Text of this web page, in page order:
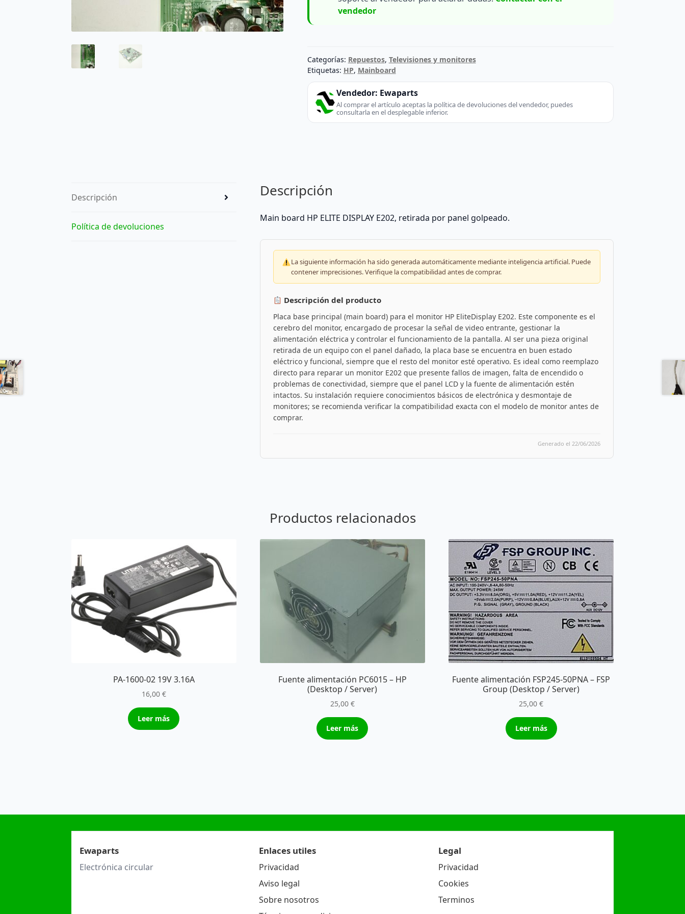
vendedor
Categorías: Repuestos, Televisiones y monitores
Etiquetas: HP, Mainboard
Vendedor: Ewaparts
Al comprar el artículo aceptas la política de devoluciones del vendedor, puedes
consultarla en el desplegable inferior.
Descripción
Política de devoluciones
Descripción
Main board HP ELITE DISPLAY E202, retirada por panel golpeado.
La siguiente información ha sido generada automáticamente mediante inteligencia artificial. Puede
contener imprecisiones. Verifique la compatibilidad antes de comprar.
Descripción del producto
Placa base principal (main board) para el monitor HP EliteDisplay E202. Este componente es el
cerebro del monitor, encargado de procesar la señal de video entrante, gestionar la
alimentación eléctrica y controlar el funcionamiento de la pantalla. Al ser una pieza original
retirada de un equipo con el panel dañado, la placa base se encuentra en buen estado
eléctrico y funcional, siempre que el resto del monitor esté operativo. Es ideal como reemplazo
directo para reparar un monitor E202 que presente fallos de imagen, falta de encendido o
problemas de conectividad, siempre que el panel LCD y la fuente de alimentación estén
intactos. Su instalación requiere conocimientos básicos de electrónica y desmontaje de
monitores; se recomienda verificar la compatibilidad exacta con el modelo de monitor antes de
comprar.
Generado el 22/06/2026
Productos relacionados
PA-1600-02 19V 3.16A
16,00 €
Leer más
Fuente alimentación PC6015 – HP
(Desktop / Server)
25,00 €
Leer más
Fuente alimentación FSP245-50PNA – FSP
Group (Desktop / Server)
25,00€
Leer más
Ewaparts
Electrónica circular
Enlaces utiles
Privacidad
Aviso legal
Sobre nosotros
Legal
Privacidad
Cookies
Terminos